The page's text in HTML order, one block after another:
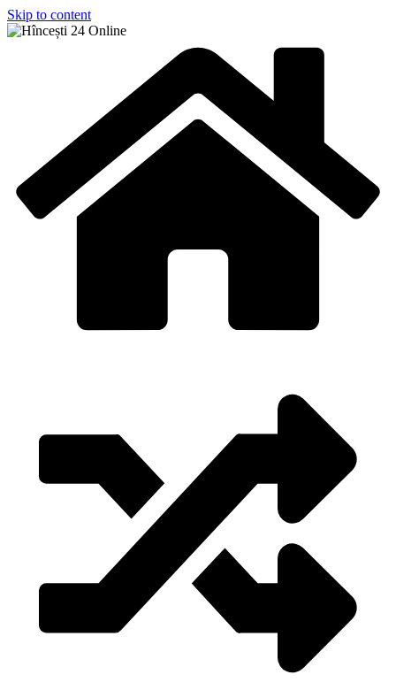
Skip to content